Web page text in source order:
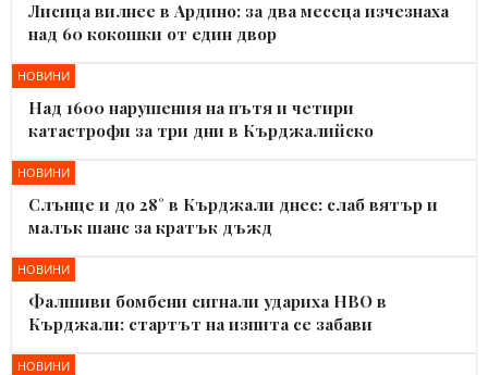
Лисица вилнее в Ардино: за два месеца изчезнаха
над 60 кокошки от един двор
НОВИНИ
Над 1600 нарушения на пътя и четири
катастрофи за три дни в Кърджалийско
НОВИНИ
Слънце и до 28° в Кърджали днес: слаб вятър и
малък шанс за кратък дъжд
НОВИНИ
Фалшиви бомбени сигнали удариха НВО в
Кърджали: стартът на изпита се забави
НОВИНИ